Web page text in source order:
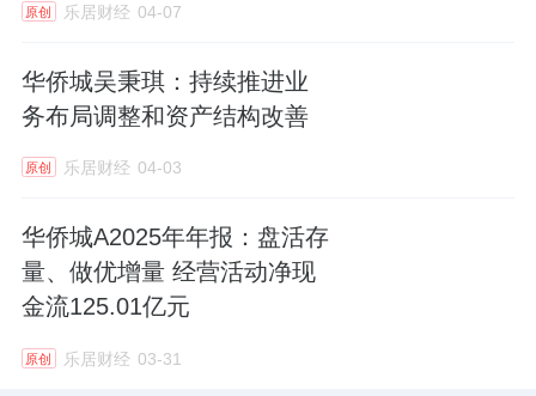
司，投资金额为7600万元；投资完成后，公司
将持有电子元器件国际交易中心公司3.5714%
的股权。
三、投融资动态
光启技术：占公司总股本13.41%的限售股
将于12月14日解禁上市
行部分限售股份即将上市流通。此次解除西藏
原创 乐居财经 04-07
华侨城吴秉琪：持续推进业
务布局调整和资产结构改善
原创 乐居财经 04-03
华侨城A2025年年报：盘活存
量、做优增量 经营活动净现
金流125.01亿元
原创 乐居财经 03-31